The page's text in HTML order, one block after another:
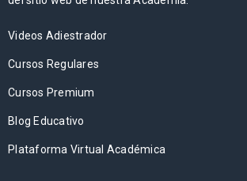
Videos Adiestrador
Cursos Regulares
Cursos Premium
Blog Educativo
Plataforma Virtual Académica